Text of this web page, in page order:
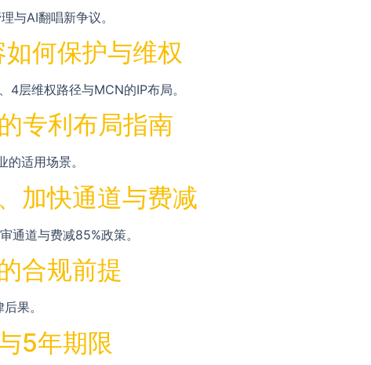
与AI翻唱新争议。
何保护与维权
层维权路径与MCN的IP布局。
专利布局指南
适用场景。
加快通道与费减
通道与费减85%政策。
合规前提
果。
5年期限